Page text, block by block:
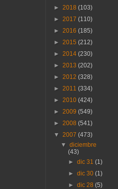
► 2018 (103)
► 2017 (110)
► 2016 (185)
► 2015 (212)
► 2014 (230)
► 2013 (202)
► 2012 (328)
► 2011 (334)
► 2010 (424)
► 2009 (549)
► 2008 (541)
▼ 2007 (473)
▼diciembre
(43)
► dic 31 (1)
► dic 30 (1)
► dic 28 (5)